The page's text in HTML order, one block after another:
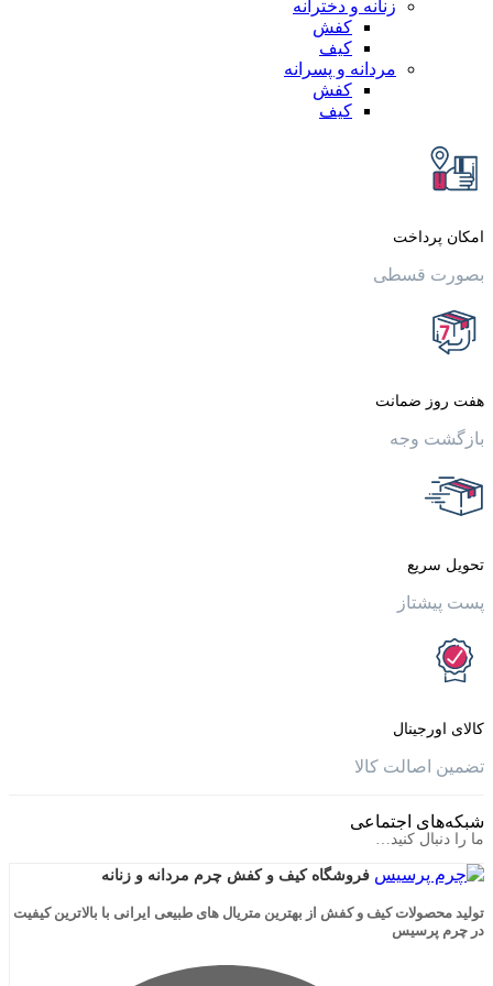
زنانه و دخترانه
مردانه و پسرانه
قسطی
ضمانت
وجه
کالا
اجتماعی
کنید…
فروشگاه کیف و کفش چرم مردانه و زنانه
کیف و کفش از بهترین متریال های طبیعی ایرانی با بالاترین کیفیت